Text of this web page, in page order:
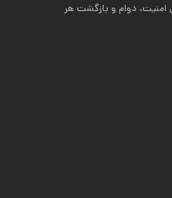
امنیت، دوام و بازگشت هر